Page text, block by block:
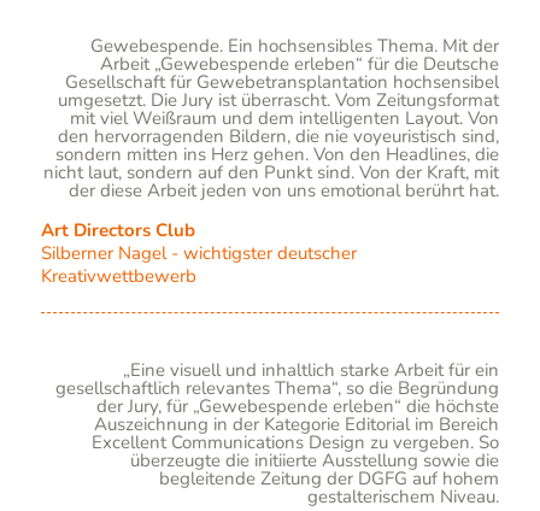
Gewebespende. Ein hochsensibles Thema. Mit der
Arbeit „Gewebespende erleben“ für die Deutsche
Gesellschaft für Gewebetransplantation hochsensibel
umgesetzt. Die Jury ist überrascht. Vom Zeitungsformat
mit viel Weißraum und dem intelligenten Layout. Von
den hervorragenden Bildern, die nie voyeuristisch sind,
sondern mitten ins Herz gehen. Von den Headlines, die
nicht laut, sondern auf den Punkt sind. Von der Kraft, mit
der diese Arbeit jeden von uns emotional berührt hat.
Art Directors Club
Silberner Nagel - wichtigster deutscher
Kreativwettbewerb
„Eine visuell und inhaltlich starke Arbeit für ein
gesellschaftlich relevantes Thema“, so die Begründung
der Jury, für „Gewebespende erleben“ die höchste
Auszeichnung in der Kategorie Editorial im Bereich
Excellent Communications Design zu vergeben. So
überzeugte die initiierte Ausstellung sowie die
begleitende Zeitung der DGFG auf hohem
gestalterischem Niveau.